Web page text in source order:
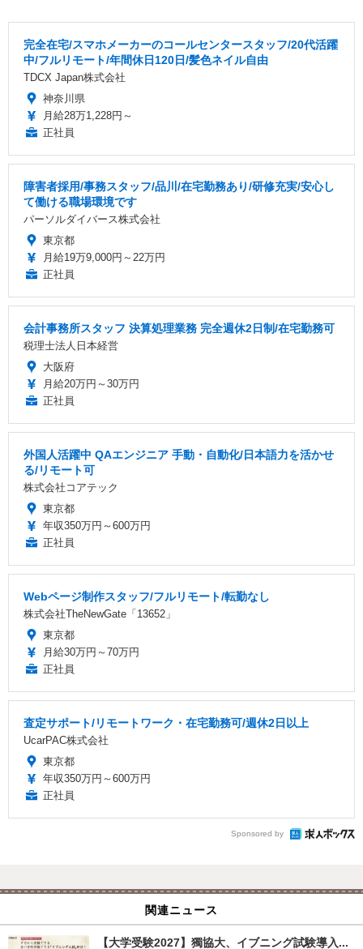
完全在宅/スマホメーカーのコールセンタースタッフ/20代活躍
中/フルリモート/年間休日120日/髪色ネイル自由
TDCX Japan株式会社
神奈川県
月給28万1,228円～
正社員
障害者採用/事務スタッフ/品川/在宅勤務あり/研修充実/安心し
て働ける職場環境です
パーソルダイバース株式会社
東京都
月給19万9,000円～22万円
正社員
会計事務所スタッフ 決算処理業務 完全週休2日制/在宅勤務可
税理士法人日本経営
大阪府
月給20万円～30万円
正社員
外国人活躍中 QAエンジニア 手動・自動化/日本語力を活かせ
る/リモート可
株式会社コアテック
東京都
年収350万円～600万円
正社員
Webページ制作スタッフ/フルリモート/転勤なし
株式会社TheNewGate「13652」
東京都
月給30万円～70万円
正社員
査定サポート/リモートワーク・在宅勤務可/週休2日以上
UcarPAC株式会社
東京都
年収350万円～600万円
正社員
Sponsored by
関連ニュース
【大学受験2027】獨協大、イブニング試験導入...